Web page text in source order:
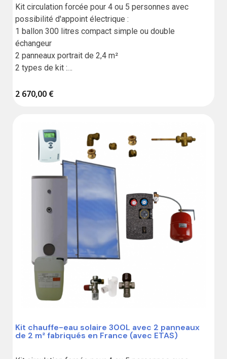
Kit circulation forcée pour 4 ou 5 personnes avec
possibilité d'appoint électrique :
1 ballon 300 litres compact simple ou double
échangeur
2 panneaux portrait de 2,4 m²
2 types de kit :
2 670,00 €
Kit chauffe-eau solaire 300L avec 2 panneaux
de 2 m² fabriqués en France (avec ETAS)